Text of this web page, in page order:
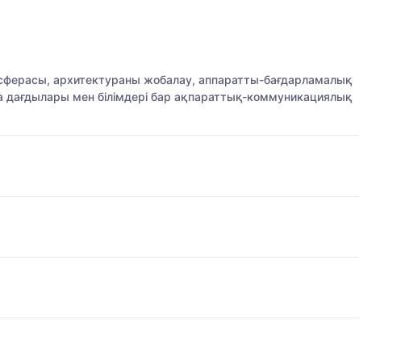
архитектураны жобалау, аппаратты-бағдарламалық
мен білімдері бар ақпараттық-коммуникациялық